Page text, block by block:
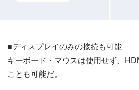
■ディスプレイのみの接続も可能
キーボード・マウスは使用せず、
ことも可能だ。